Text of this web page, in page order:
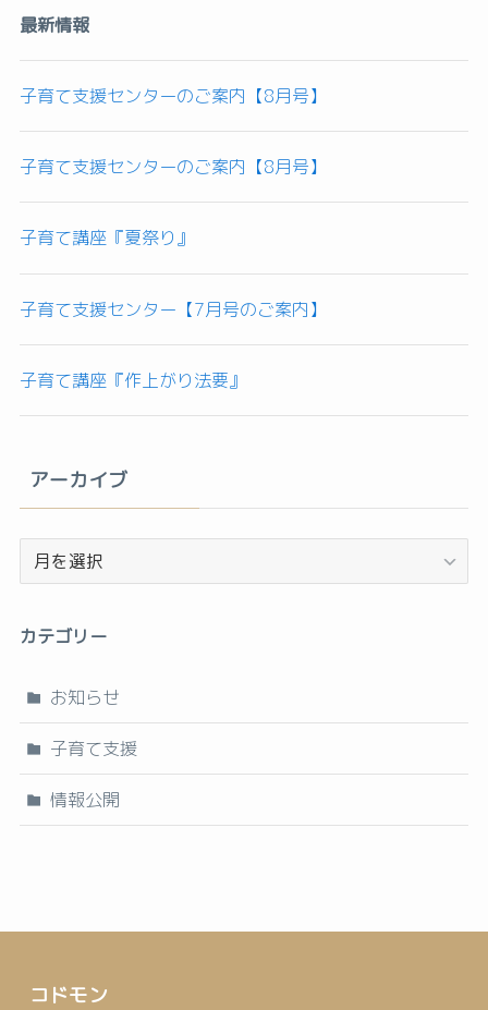
最新情報
子育て支援センターのご案内【8月号】
子育て支援センターのご案内【8月号】
子育て講座『夏祭り』
子育て支援センター【7月号のご案内】
子育て講座『作上がり法要』
アーカイブ
ー
カ
ブ
カテゴリー
お知らせ
子育て支援
情報公開
コドモン